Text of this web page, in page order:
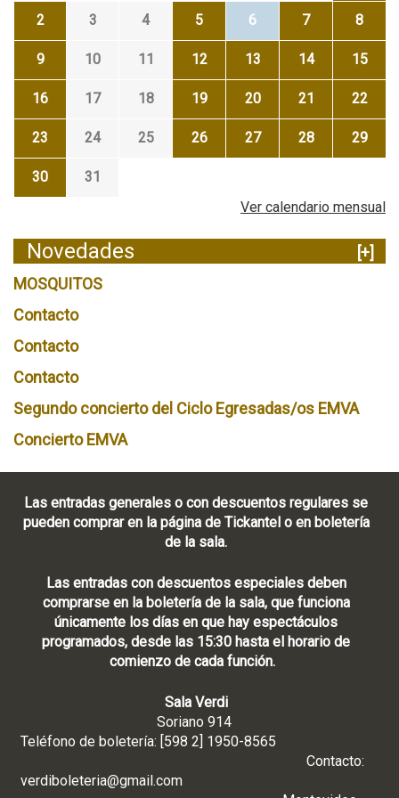
2 3 4 5 6 7 8
9 10 11 12 13 14 15
16 17 18 19 20 21 22
23 24 25 26 27 28 29
30
31
Ver calendario mensual
Novedades
[+]
MOSQUITOS
Contacto
Contacto
Contacto
Segundo concierto del Ciclo Egresadas/os EMVA
Concierto EMVA
Las entradas generales o con descuentos regulares se
pueden comprar en la página de Tickantel o en boletería
de la sala.
Las entradas con descuentos especiales deben
comprarse en la boletería de la sala, que funciona
únicamente los días en que hay espectáculos
programados, desde las 15:30 hasta el horario de
comienzo de cada función.
Sala Verdi
Soriano 914
Teléfono de boletería: [598 2] 1950-8565
Contacto:
verdiboleteria@gmail.com